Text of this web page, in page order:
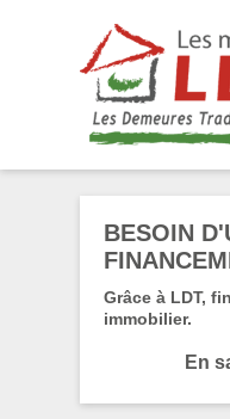
BESOIN
Grâce à LDT,
immobilier.
En